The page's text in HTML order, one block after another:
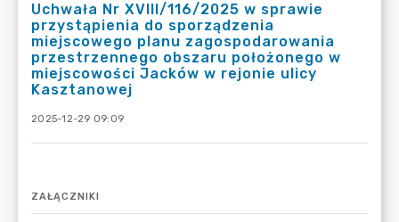
Uchwała Nr XVIII/116/2025 w sprawie
przystąpienia do sporządzenia
miejscowego planu zagospodarowania
przestrzennego obszaru położonego w
miejscowości Jacków w rejonie ulicy
Kasztanowej
2025-12-29 09:09
ZAŁĄCZNIKI